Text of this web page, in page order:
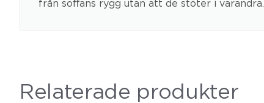
från soﬀans rygg utan att de stöter i varandra.
Relaterade produkter